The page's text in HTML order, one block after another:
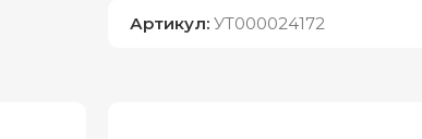
Артикул: УТ000024172